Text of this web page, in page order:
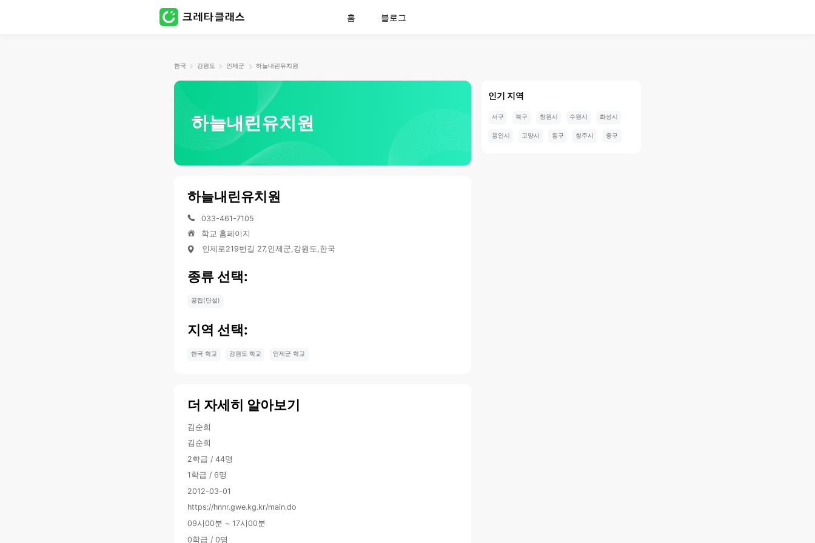
홈 블로그
한국 강원도 인제군 하늘내린유치원
하늘내린유치원
하늘내린유치원
033-461-7105
학교 홈페이지
인제로219번길 27,인제군,강원도,한국
종류 선택:
공립(단설)
지역 선택:
한국 학교 강원도 학교 인제군 학교
더 자세히 알아보기
김순희
김순희
2학급 / 44명
1학급 / 6명
2012-03-01
https://hnnr.gwe.kg.kr/main.do
09시00분 ~ 17시00분
0학급 / 0명
인기 지역
서구 북구 창원시 수원시 화성시
용인시 고양시 동구 청주시 중구